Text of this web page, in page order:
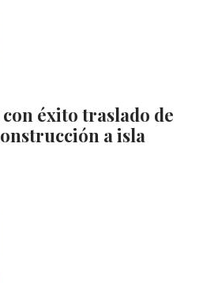
éxito traslado de
a isla